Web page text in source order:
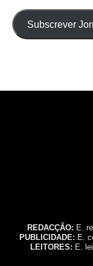
email
Subscrever
REDACÇÃO: E.
PUBLICIDADE: E.
LEITORES: E.